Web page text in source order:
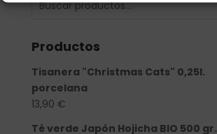
Productos
Tisanera "Christmas Cats" 0,25l.
porcelana
13,90 €
Té verde Japón Hojicha BIO 500 gr.